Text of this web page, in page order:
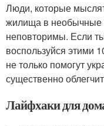
Люди, которые
жилища в необычные
неповторимы. Если
воспользуйся этими
не только помогут
существенно
Лайфхаки для